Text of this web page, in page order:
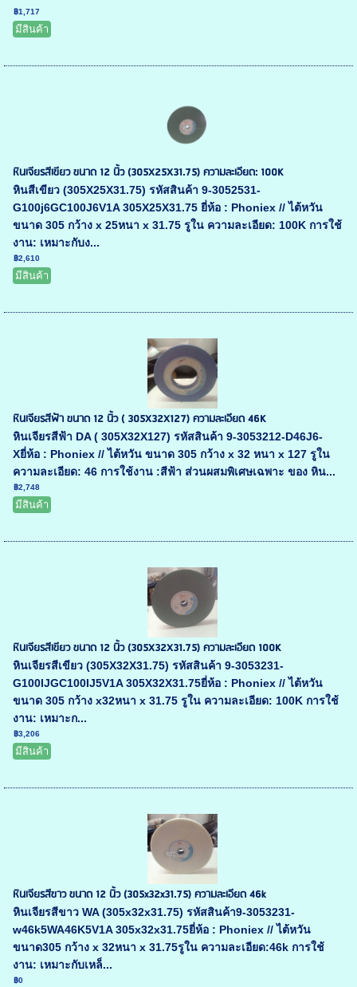
฿1,717
มีสินค้า
หินเจียรสีเขียว ขนาด 12 นิ้ว (305X25X31.75) ความละเอียด: 100K
หินสีเขียว (305X25X31.75) รหัสสินค้า 9-3052531-
G100j6GC100J6V1A 305X25X31.75 ยี่ห้อ : Phoniex // ไต้หวัน
ขนาด 305 กว้าง x 25หนา x 31.75 รูใน ความละเอียด: 100K การใช้
งาน: เหมาะกับง...
฿2,610
มีสินค้า
หินเจียรสีฟ้า ขนาด 12 นิ้ว ( 305X32X127) ความละเอียด 46K
หินเจียรสีฟ้า DA ( 305X32X127) รหัสสินค้า 9-3053212-D46J6-
Xยี่ห้อ : Phoniex // ไต้หวัน ขนาด 305 กว้าง x 32 หนา x 127 รูใน
ความละเอียด: 46 การใช้งาน :สีฟ้า ส่วนผสมพิเศษเฉพาะ ของ หิน...
฿2,748
มีสินค้า
หินเจียรสีเขียว ขนาด 12 นิ้ว (305X32X31.75) ความละเอียด 100K
หินเจียรสีเขียว (305X32X31.75) รหัสสินค้า 9-3053231-
G100IJGC100IJ5V1A 305X32X31.75ยี่ห้อ : Phoniex // ไต้หวัน
ขนาด 305 กว้าง x32หนา x 31.75 รูใน ความละเอียด: 100K การใช้
งาน: เหมาะก...
฿3,206
มีสินค้า
หินเจียรสีขาว ขนาด 12 นิ้ว (305x32x31.75) ความละเอียด 46k
หินเจียรสีขาว WA (305x32x31.75) รหัสสินค้า9-3053231-
w46k5WA46K5V1A 305x32x31.75ยี่ห้อ : Phoniex // ไต้หวัน
ขนาด305 กว้าง x 32หนา x 31.75รูใน ความละเอียด:46k การใช้
งาน: เหมาะกับเหล็...
฿0